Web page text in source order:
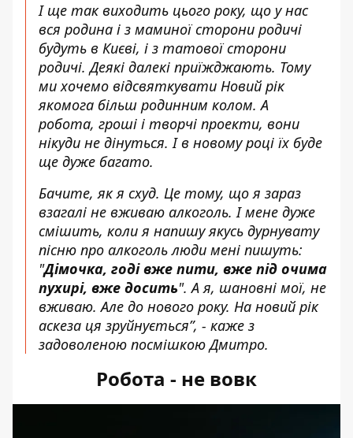
І ще так виходить цього року, що у нас
вся родина і з маминої сторони родичі
будуть в Києві, і з татової сторони
родичі. Деякі далекі приїжджають. Тому
ми хочемо відсвяткувати Новий рік
якомога більш родинним колом. А
робота, гроші і творчі проекти, вони
нікуди не дінуться. І в новому році їх буде
ще дуже багато.
Бачите, як я схуд. Це тому, що я зараз
взагалі не вживаю алкоголь. І мене дуже
смішить, коли я напишу якусь дурнувату
пісню про алкоголь люди мені пишуть:
"Дімочка, годі вже пити, вже під очима
пухирі, вже досить". А я, шановні мої, не
вживаю. Але до нового року. На новий рік
аскеза ця зруйнується”, - каже з
задоволеною посмішкою Дмитро.
Робота - не вовк